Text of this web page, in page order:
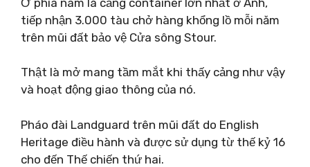
tiếp nhận 3.000 tàu chở hàng khổng lồ mỗi năm
trên mũi đất bảo vệ Cửa sông Stour.
Thật là mở mang tầm mắt khi thấy cảng như vậy
và hoạt động giao thông của nó.
Pháo đài Landguard trên mũi đất do English
Heritage điều hành và được sử dụng từ thế kỷ 16
cho đến Thế chiến thứ hai.